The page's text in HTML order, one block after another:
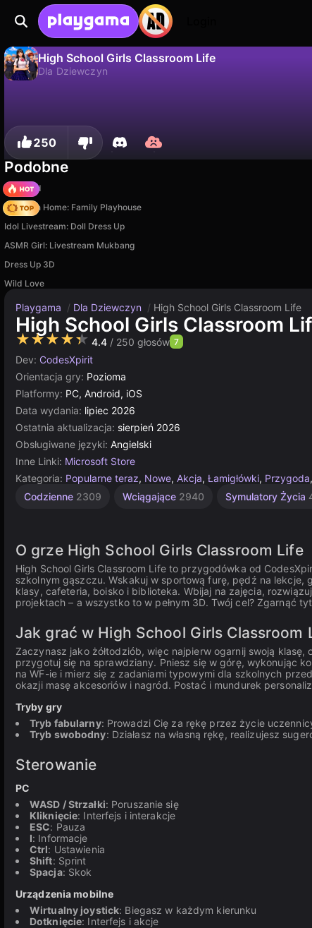
High School Girls Classroom Life
Dla Dziewczyn
250
Podobne
TB World
My Town Home: Family Playhouse
Idol Livestream: Doll Dress Up
ASMR Girl: Livestream Mukbang
Dress Up 3D
Wild Love
Playgama / Dla Dziewczyn / High School Girls Classroom Life
High School Girls Classroom
★★★★★ 4.4 / 250 głosów 7
Dev: CodesXpirit
Orientacja gry: Pozioma
Platformy: PC, Android, iOS
Data wydania: lipiec 2026
Ostatnia aktualizacja: sierpień 2026
Obsługiwane języki: Angielski
Inne Linki: Microsoft Store
Kategoria: Popularne teraz, Nowe, Akcja, Łamigłówki, Przygoda,
Codzienne 2309 Wciągające 2940 Symulatory Życia
Proste
Przygodowe
O grze High School Girls Classroom Life
High School Girls Classroom Life to przygodówka od
szkolnym gąszczu. Wskakuj w sportową furę, pędź na lekcje,
klasy, cafeteria, boisko i biblioteka. Wbijaj na zajęcia,
projektach – a wszystko to w pełnym 3D. Twój cel? Zgarnąć
Jak grać w High School Girls Classroom
Zaczynasz jako żółtodziób, więc najpierw ogarnij swoją
przygotuj się na sprawdziany. Pniesz się w górę, wykonując
na WF-ie i mierz się z zadaniami typowymi dla szkolnych
okazji masę akcesoriów i nagród. Postać i mundurek
Tryby gry
Tryb fabularny: Prowadzi Cię za rękę przez życie
Tryb swobodny: Działasz na własną rękę, realizujesz
Sterowanie
PC
WASD / Strzałki: Poruszanie się
Kliknięcie: Interfejs i interakcje
ESC: Pauza
I: Informacje
Ctrl: Ustawienia
Shift: Sprint
Spacja: Skok
Urządzenia mobilne
Wirtualny joystick: Biegasz w każdym kierunku
Dotknięcie: Interfejs i akcje